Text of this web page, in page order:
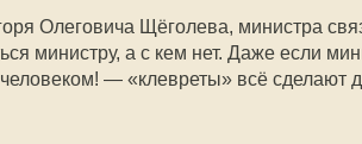
Олеговича Щёголева, министра
министру, а с кем нет. Даже если
человеком! — «клевреты» всё сделают